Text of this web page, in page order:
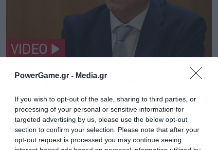
PowerGame.gr - Media.gr
If you wish to opt-out of the sale, sharing to third parties, or
processing of your personal or sensitive information for
targeted advertising by us, please use the below opt-out
section to confirm your selection. Please note that after your
opt-out request is processed you may continue seeing
VIDEO
Κέλλας για ΟΠΕΚΕΠΕ: Πώς θα
επιστρέψουν τα κλεμμένα
Τι είπε ο υφυπουργός Αγροτικής Ανάπτυξης, Χρήστος
Κέλλας, για τον τρόπο επιστροφής των χρημάτων στον
ΟΠΕΚΕΠΕ